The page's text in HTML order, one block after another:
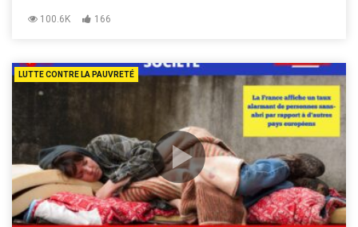
100.6K 166
LUTTE CONTRE LA PAUVRETÉ